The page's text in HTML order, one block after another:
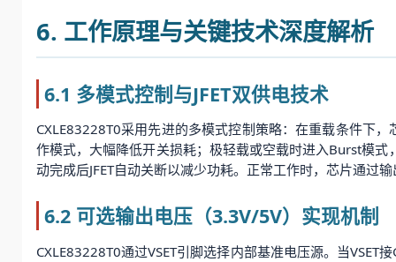
6. 工作原理与关键技术深度解析
6.1 多模式控制与JFET双供电技术
CXLE83228T0采用先进的多模式控制策略：在重载条件下
作模式，大幅降低开关损耗；极轻载或空载时进入Burst模式
动完成后JFET自动关断以减少功耗。正常工作时，芯片通过
6.2 可选输出电压（3.3V/5V）实现机制
CXLE83228T0通过VSET引脚选择内部基准电压源。当